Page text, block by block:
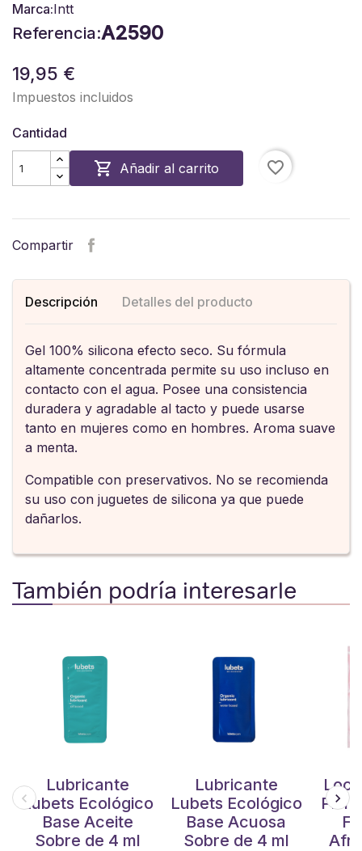
Marca:Intt
Referencia:A2590
19,95 €
Impuestos incluidos
Cantidad
 Añadir al carrito favorite_border
Compartir
Descripción Detalles del producto
Gel 100% silicona efecto seco. Su fórmula
altamente concentrada permite su uso incluso en
contacto con el agua. Posee una consistencia
duradera y agradable al tacto y puede usarse
tanto en mujeres como en hombres. Aroma suave
a menta.
Compatible con preservativos. No se recomienda
su uso con juguetes de silicona ya que puede
dañarlos.
También podría interesarle
Lubricante
Lubets Ecológico
Base Aceite
Sobre de 4 ml
Lubricante
Lubets Ecológico
Base Acuosa
Sobre de 4 ml
Piel